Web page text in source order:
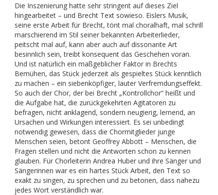
Die Inszenierung hatte sehr stringent auf dieses Ziel
hingearbeitet – und Brecht Text sowieso. Eislers Musik,
seine erste Arbeit für Brecht, tönt mal choralhaft, mal schrill
marschierend im Stil seiner bekannten Arbeiterlieder,
peitscht mal auf, kann aber auch auf dissonante Art
besinnlich sein, treibt konsequent das Geschehen voran.
Und ist natürlich ein maßgeblicher Faktor in Brechts
Bemühen, das Stück jederzeit als gespieltes Stück kenntlich
zu machen – ein siebenköpfiger, lauter Verfremdungseffekt.
So auch der Chor, der bei Brecht „Kontrollchor“ heißt und
die Aufgabe hat, die zurückgekehrten Agitatoren zu
befragen, nicht anklagend, sondern neugierig, lernend, an
Ursachen und Wirkungen interessiert. Es sei unbedingt
notwendig gewesen, dass die Chormitglieder junge
Menschen seien, betont Geoffrey Abbott – Menschen, die
Fragen stellen und nicht die Antworten schon zu kennen
glauben. Für Chorleiterin Andrea Huber und ihre Sänger und
Sängerinnen war es ein hartes Stück Arbeit, den Text so
exakt zu singen, zu sprechen und zu betonen, dass nahezu
jedes Wort verständlich war.